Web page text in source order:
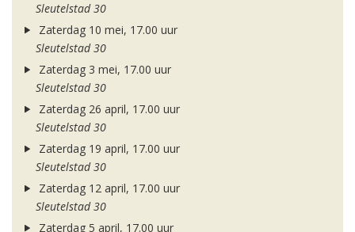
Sleutelstad 30
Zaterdag 10 mei, 17.00 uur
Sleutelstad 30
Zaterdag 3 mei, 17.00 uur
Sleutelstad 30
Zaterdag 26 april, 17.00 uur
Sleutelstad 30
Zaterdag 19 april, 17.00 uur
Sleutelstad 30
Zaterdag 12 april, 17.00 uur
Sleutelstad 30
Zaterdag 5 april, 17.00 uur